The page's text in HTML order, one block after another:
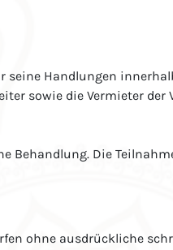
Handlungen
sowie die Vermieter
Behandlung. Die
ohne ausdrückliche